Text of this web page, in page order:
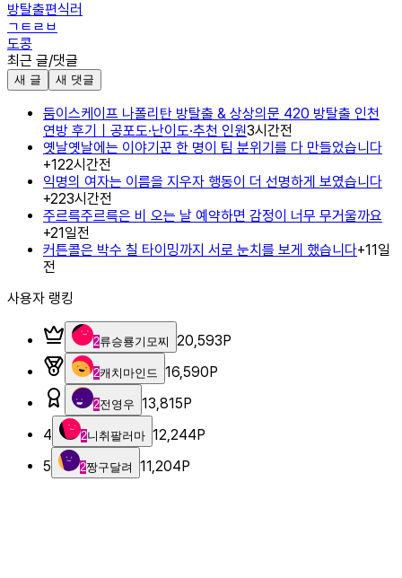
방탈출편식러
ㄱㅌㄹㅂ
도콩
최근 글/댓글
새 글 새 댓글
둠이스케이프 나폴리탄 방탈출 & 상상의문 420 방탈출 인천
연방 후기｜공포도·난이도·추천 인원3시간전
옛날옛날에는 이야기꾼 한 명이 팀 분위기를 다 만들었습니다
+122시간전
익명의 여자는 이름을 지우자 행동이 더 선명하게 보였습니다
+223시간전
주르륵주르륵은 비 오는 날 예약하면 감정이 너무 무거울까요
+21일전
커튼콜은 박수 칠 타이밍까지 서로 눈치를 보게 했습니다+11일
전
사용자 랭킹
2류승룡기모찌 20,593P
2캐치마인드 16,590P
2전영우 13,815P
4
2니취팔러마 12,244P
5
2짱구달려 11,204P